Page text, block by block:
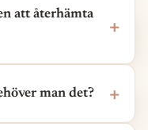
att återhämta
man det?